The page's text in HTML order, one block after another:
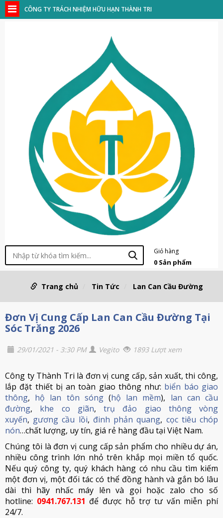
CÔNG TY TRÁCH NHIỆM HỮU HẠN THÀNH TRI
Giỏ hàng
0 Sản phẩm
Trang chủ Tin Tức Lan Can Cầu Đường
Đơn Vị Cung Cấp Lan Can Cầu Đường Tại
Sóc Trăng 2026
29/01/2021 - 3:30 PM Vegito 1893 Lượt xem
Công ty Thành Tri là đơn vị cung cấp, sản xuất, thi công,
lắp đặt thiết bị an toàn giao thông như: biển báo giao
thông, hộ lan tôn sóng(hộ lan mềm), lan can cầu
đường, khe co giãn, trụ đảo giao thông vòng
xuyến, gương cầu lồi, đinh phản quang, cọc tiêu chóp
nón…chất lượng, uy tín, giá rẻ hàng đầu tại Việt Nam.
Chúng tôi là đơn vị cung cấp sản phẩm cho nhiều dự án,
nhiều công trình lớn nhỏ trên khắp mọi miền tổ quốc.
Nếu quý công ty, quý khách hàng có nhu cầu tìm kiếm
một đơn vị, một đối tác có thể đồng hành và gắn bó lâu
dài thì hãy nhấc máy lên và gọi hoặc zalo cho số
hotline: 0941.767.131 để được hỗ trợ tư vấn miễn phí
24/7.